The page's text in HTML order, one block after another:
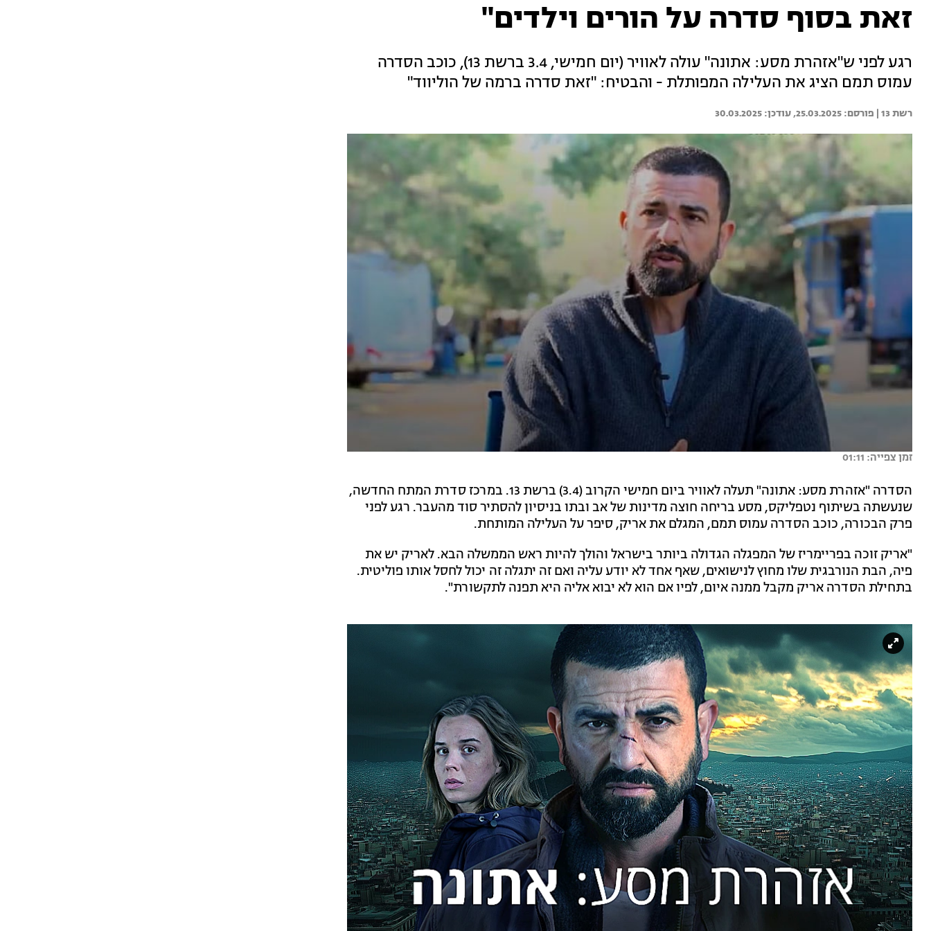
זאת בסוף סדרה על הורים וילדים"
רגע לפני ש"אזהרת מסע: אתונה" עולה לאוויר (יום חמישי, 3.4 ברשת 13), כוכב הסדרה
עמוס תמם הציג את העלילה המפותלת - והבטיח: "זאת סדרה ברמה של הוליווד"
רשת 13 | 25.03.2025
30.03.2025
זמן צפייה: 01:11
הסדרה "אזהרת מסע: אתונה" תעלה לאוויר ביום חמישי הקרוב (3.4) ברשת 13. במרכז סדרת המתח החדשה,
שנעשתה בשיתוף נטפליקס, מסע בריחה חוצה מדינות של אב ובתו בניסיון להסתיר סוד מהעבר. רגע לפני
פרק הבכורה, כוכב הסדרה עמוס תמם, המגלם את אריק, סיפר על העלילה המותחת.
"אריק זוכה בפריימריז של המפגלה הגדולה ביותר בישראל והולך להיות ראש הממשלה הבא. לאריק יש את
פיה, הבת הנורבגית שלו מחוץ לנישואים, שאף אחד לא יודע עליה ואם זה יתגלה זה יכול לחסל אותו פוליטית.
בתחילת הסדרה אריק מקבל ממנה איום, לפיו אם הוא לא יבוא אליה היא תפנה לתקשורת".